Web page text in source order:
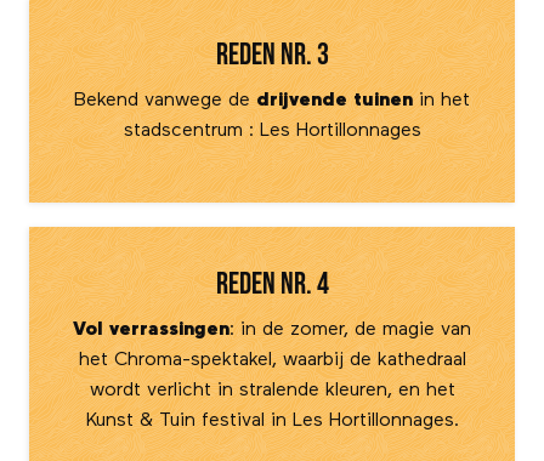
Reden nr. 3
Bekend vanwege dedrijvende tuinenin het
stadscentrum : Les Hortillonnages
Reden nr. 4
Vol verrassingen: in de zomer, de magie van
het Chroma-spektakel, waarbij de kathedraal
wordt verlicht in stralende kleuren, en het
Kunst & Tuin festival in Les Hortillonnages.